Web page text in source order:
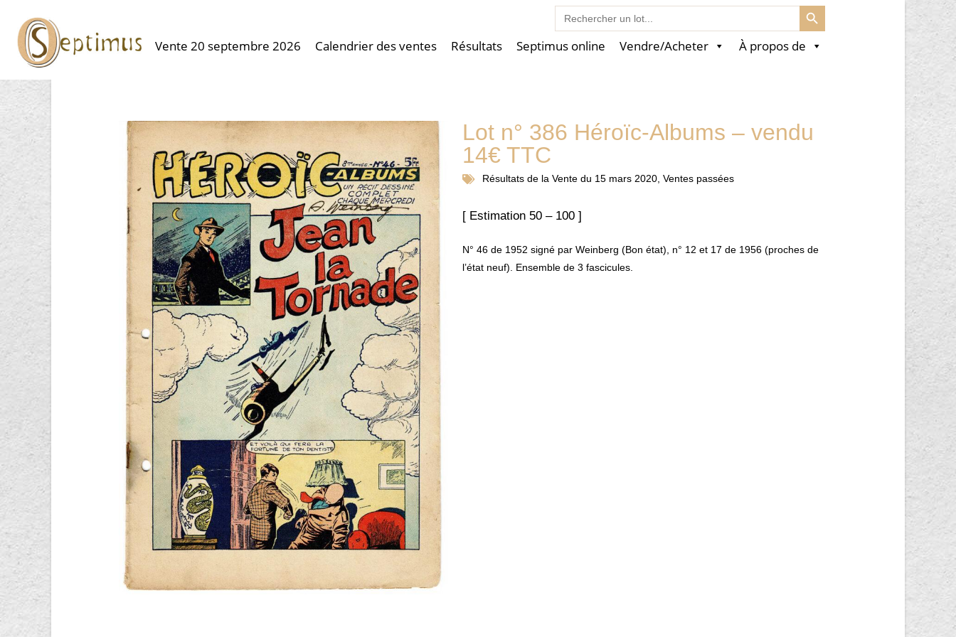
Search
for:
SEARCH BUTTON
Vente 20 septembre 2026 Calendrier des ventes Résultats Septimus online Vendre/Acheter À propos de
Lot n° 386 Héroïc-Albums – vendu
14€ TTC
Résultats de la Vente du 15 mars 2020, Ventes passées
[ Estimation 50 – 100 ]
N° 46 de 1952 signé par Weinberg (Bon état), n° 12 et 17 de 1956 (proches de
l’état neuf). Ensemble de 3 fascicules.